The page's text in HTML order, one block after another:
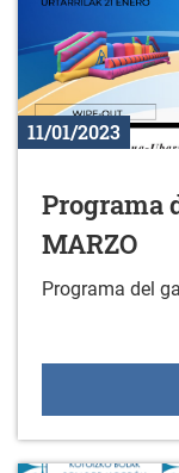
11/01/2023
Programa
MARZO
Programa del